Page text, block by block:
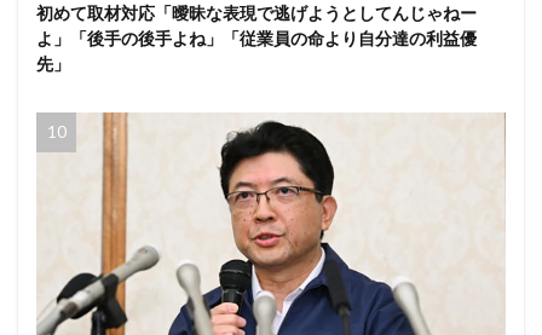
初めて取材対応「曖昧な表現で逃げようとしてんじゃねー
よ」「後手の後手よね」「従業員の命より自分達の利益優
先」